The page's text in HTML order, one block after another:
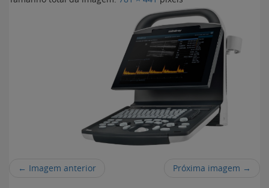
← Imagem anterior Próxima imagem →